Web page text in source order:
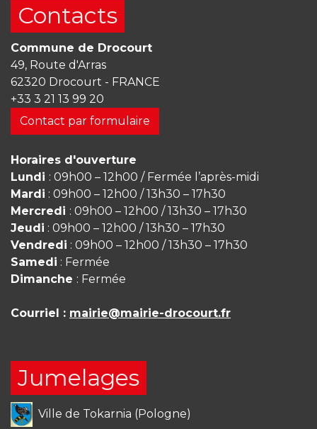
Contacts
Commune de Drocourt
49, Route d'Arras
62320 Drocourt - FRANCE
+33 3 21 13 99 20
Contact par formulaire
Horaires d'ouverture
Lundi : 09h00 – 12h00 / Fermée l’après-midi
Mardi : 09h00 – 12h00 / 13h30 – 17h30
Mercredi : 09h00 – 12h00 / 13h30 – 17h30
Jeudi : 09h00 – 12h00 / 13h30 – 17h30
Vendredi : 09h00 – 12h00 / 13h30 – 17h30
Samedi : Fermée
Dimanche : Fermée
Courriel : mairie@mairie-drocourt.fr
Jumelages
Ville de Tokarnia (Pologne)